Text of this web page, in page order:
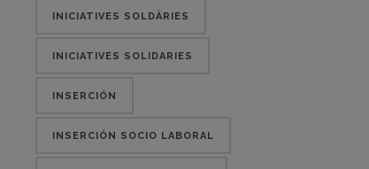
INICIATIVES SOLDÀRIES
INICIATIVES SOLIDARIES
INSERCIÓN
INSERCIÓN SOCIO LABORAL